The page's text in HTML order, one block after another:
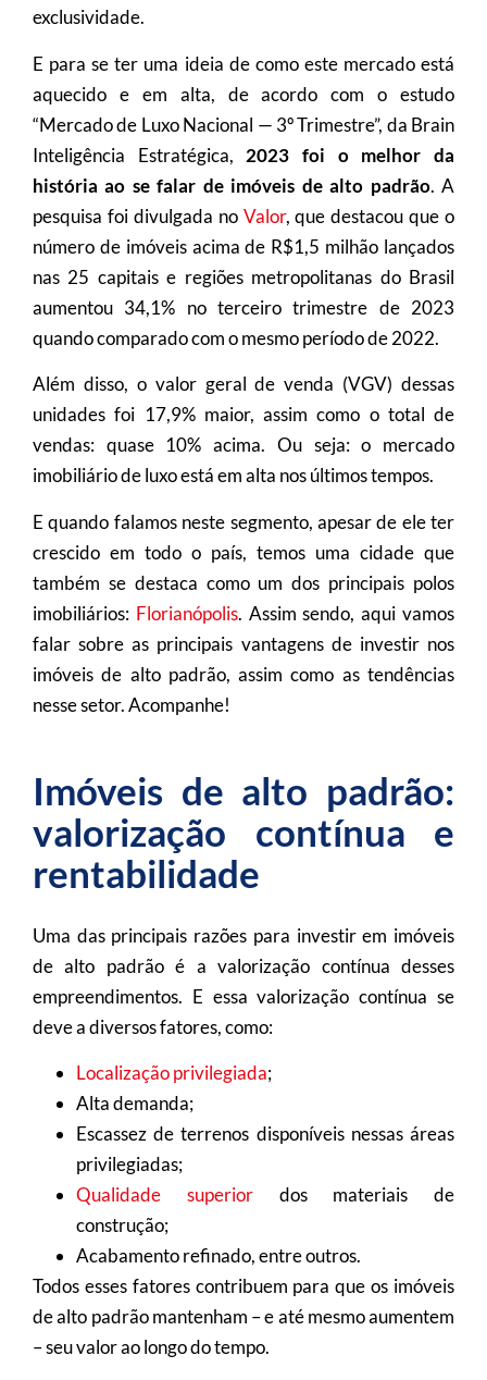
exclusividade.
E para se ter uma ideia de como este mercado está
aquecido e em alta, de acordo com o estudo
“Mercado de Luxo Nacional — 3º Trimestre”, da Brain
Inteligência Estratégica, 2023 foi o melhor da
história ao se falar de imóveis de alto padrão. A
pesquisa foi divulgada no Valor, que destacou que o
número de imóveis acima de R$1,5 milhão lançados
nas 25 capitais e regiões metropolitanas do Brasil
aumentou 34,1% no terceiro trimestre de 2023
quando comparado com o mesmo período de 2022.
Além disso, o valor geral de venda (VGV) dessas
unidades foi 17,9% maior, assim como o total de
vendas: quase 10% acima. Ou seja: o mercado
imobiliário de luxo está em alta nos últimos tempos.
E quando falamos neste segmento, apesar de ele ter
crescido em todo o país, temos uma cidade que
também se destaca como um dos principais polos
imobiliários: Florianópolis. Assim sendo, aqui vamos
falar sobre as principais vantagens de investir nos
imóveis de alto padrão, assim como as tendências
nesse setor. Acompanhe!
Imóveis de alto padrão:
valorização contínua e
rentabilidade
Uma das principais razões para investir em imóveis
de alto padrão é a valorização contínua desses
empreendimentos. E essa valorização contínua se
deve a diversos fatores, como:
Localização privilegiada;
Alta demanda;
Escassez de terrenos disponíveis nessas áreas
privilegiadas;
Qualidade superiordos materiais de
construção;
Acabamento refinado, entre outros.
Todos esses fatores contribuem para que os imóveis
de alto padrão mantenham – e até mesmo aumentem
– seu valor ao longo do tempo.